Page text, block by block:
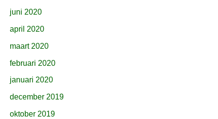
juni 2020
april 2020
maart 2020
februari 2020
januari 2020
december 2019
oktober 2019